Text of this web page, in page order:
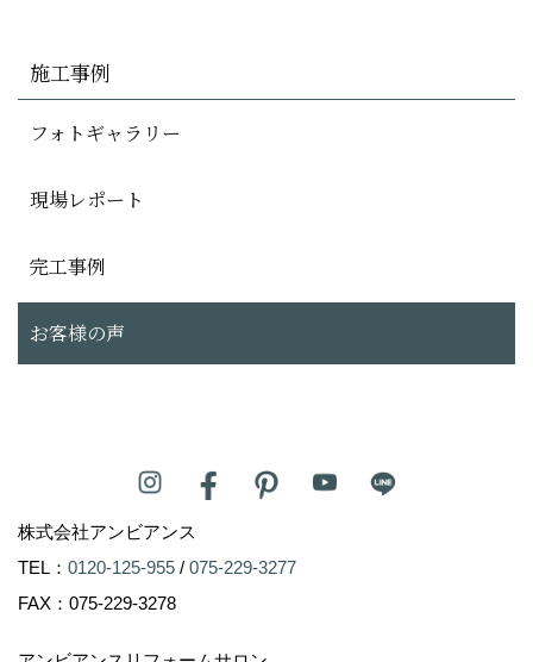
施工事例
フォトギャラリー
現場レポート
完工事例
お客様の声
株式会社アンビアンス
TEL： 0120-125-955 / 075-229-3277
FAX：075-229-3278